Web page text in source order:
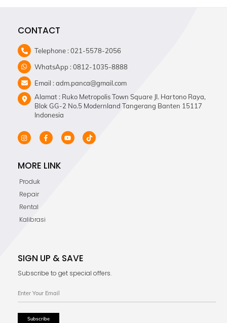
CONTACT
Telephone : 021-5578-2056
WhatsApp : 0812-1035-8888
Email : adm.panca@gmail.com
Alamat : Ruko Metropolis Town Square Jl. Hartono Raya,
Blok GG-2 No.5 Modernland Tangerang Banten 15117
Indonesia
MORE LINK
Produk
Repair
Rental
Kalibrasi
SIGN UP & SAVE
Subscribe to get special offers.